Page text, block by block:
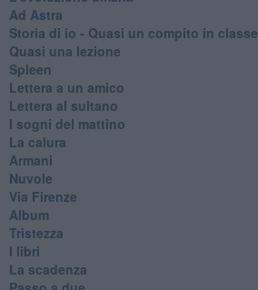
Ad Astra
Storia di io - Quasi un compito in classe
Quasi una lezione
Spleen
Lettera a un amico
Lettera al sultano
I sogni del mattino
La calura
Armani
Nuvole
Via Firenze
Album
Tristezza
I libri
La scadenza